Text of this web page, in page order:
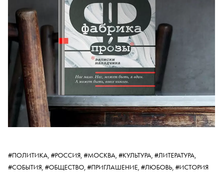
#ПОЛИТИКА, #РОССИЯ, #МОСКВА, #КУЛЬТУРА, #ЛИТЕРАТУРА,
#СОБЫТИЯ, #ОБЩЕСТВО, #ПРИГЛАШЕНИЕ, #ЛЮБОВЬ, #ИСТОРИЯ